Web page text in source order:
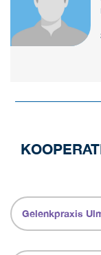
Gelenkpraxis